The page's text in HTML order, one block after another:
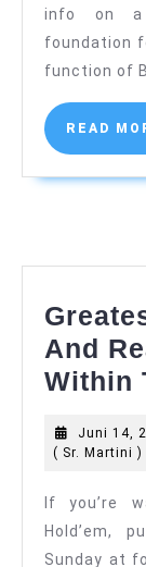
info on a
foundation
function of
READ
And
Within
Juni 14,
( Sr. Martini )
If you’re
Hold’em,
Sunday at